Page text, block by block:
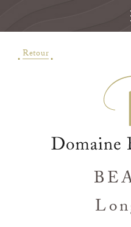
Retour